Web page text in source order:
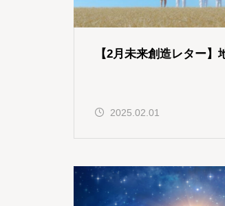
【2月未来創造レター】
2025.02.01